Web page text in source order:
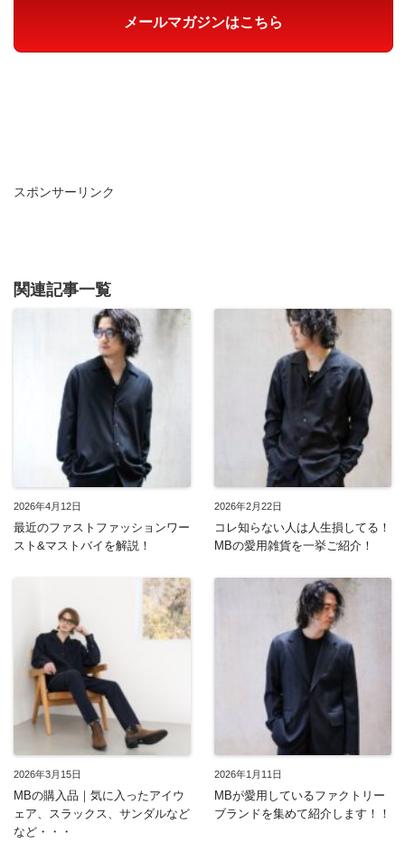
メールマガジンはこちら
スポンサーリンク
関連記事一覧
2026年4月12日
最近のファストファッションワー
スト&マストバイを解説！
2026年2月22日
コレ知らない人は人生損してる！
MBの愛用雑貨を一挙ご紹介！
2026年3月15日
MBの購入品｜気に入ったアイウ
ェア、スラックス、サンダルなど
など・・・
2026年1月11日
MBが愛用しているファクトリー
ブランドを集めて紹介します！！